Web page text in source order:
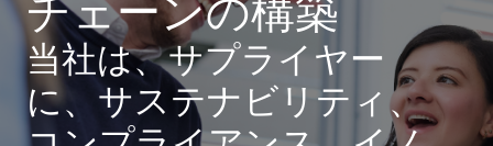
チェーンの構築
当社は、サプライヤー
に、サステナビリティ、